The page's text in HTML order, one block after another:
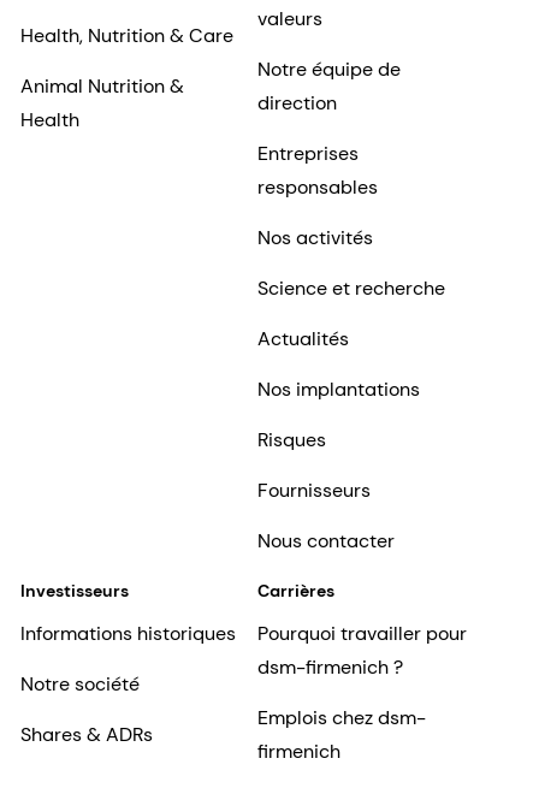
Health, Nutrition & Care
Animal Nutrition &
Health
valeurs
Notre équipe de
direction
Entreprises
responsables
Nos activités
Science et recherche
Actualités
Nos implantations
Risques
Fournisseurs
Nous contacter
Investisseurs
Informations historiques
Notre société
Shares & ADRs
Carrières
Pourquoi travailler pour
dsm-firmenich ?
Emplois chez dsm-
firmenich